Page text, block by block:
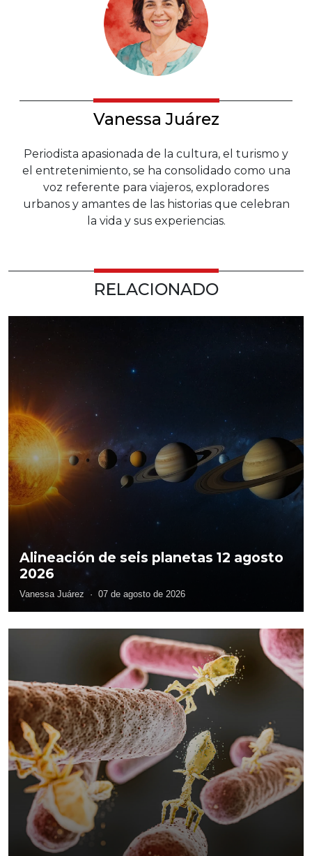
Vanessa Juárez
Periodista apasionada de la cultura, el turismo y
el entretenimiento, se ha consolidado como una
voz referente para viajeros, exploradores
urbanos y amantes de las historias que celebran
la vida y sus experiencias.
RELACIONADO
Alineación de seis planetas 12 agosto
2026
Vanessa Juárez · 07 de agosto de 2026